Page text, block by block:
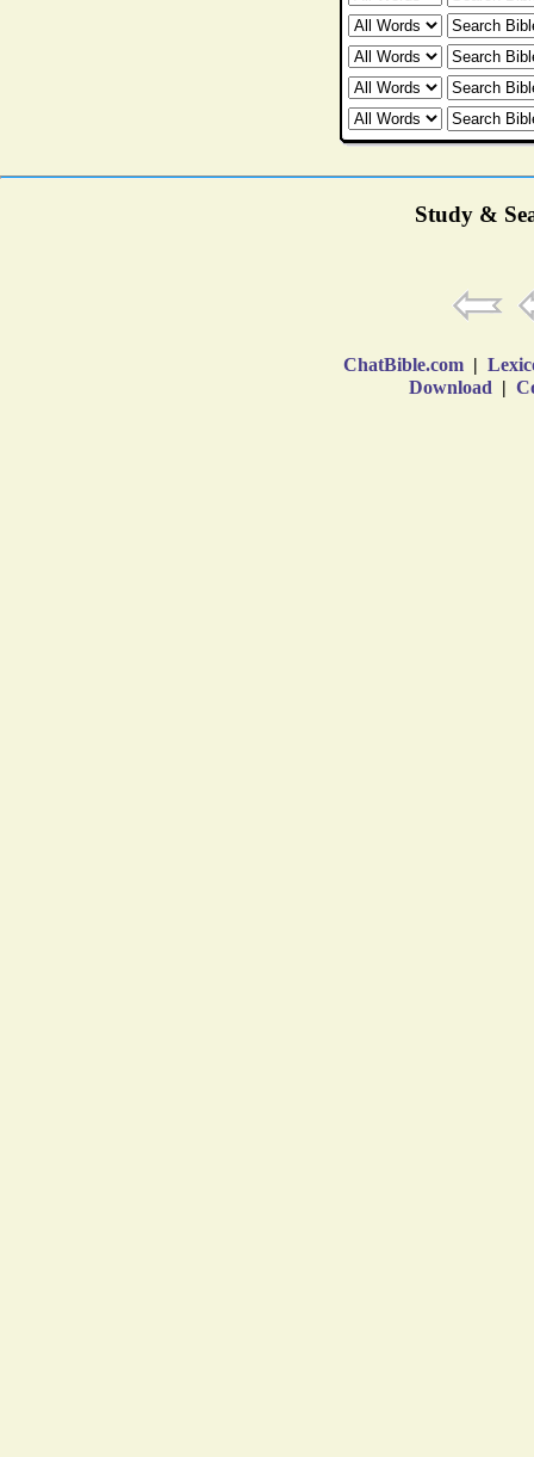
Study &
ChatBible.com |
Download |